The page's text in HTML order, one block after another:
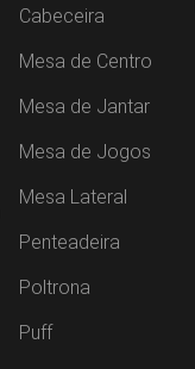
Cabeceira
Mesa de Centro
Mesa de Jantar
Mesa de Jogos
Mesa Lateral
Penteadeira
Poltrona
Puff